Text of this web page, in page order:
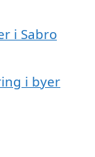
i Sabro
i byer